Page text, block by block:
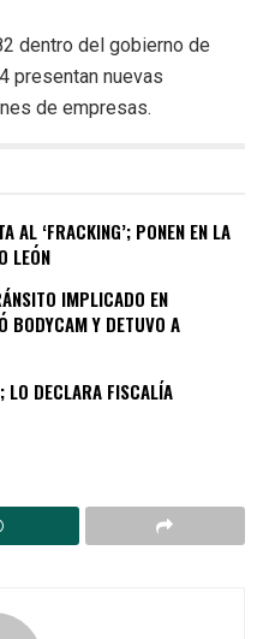
dentro del gobierno de
presentan nuevas
de empresas.
AL ‘FRACKING’; PONEN EN LA
LEÓN
IMPLICADO EN
BODYCAM Y DETUVO A
LO DECLARA FISCALÍA